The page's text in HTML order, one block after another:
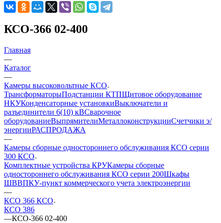
КСО-366 02-400
Главная
—
Каталог
—
Камеры высоковольтные КСО
ТрансформаторыПодстанции КТПЩитовое оборудование
НКУКонденсаторные установкиВыключатели и
разъединители 6(10) кВСварочное
оборудованиеВыпрямителиМеталлоконструкцииСчетчики э/
энергииРАСПРОДАЖА
—
Камеры сборные одностороннего обслуживания КСО серии
300 КСО
Комплектные устройства КРУКамеры сборные
одностороннего обслуживания КСО серии 200Шкафы
ШВВПКУ-пункт коммерческого учета электроэнергии
—
КСО 366 КСО
КСО 386
—КСО-366 02-400